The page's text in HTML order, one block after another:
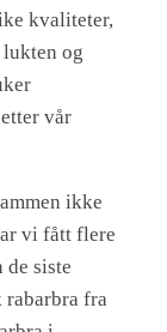
kvaliteter,
lukten og
vår
ikke
vi fått flere
de siste
rabarbra fra